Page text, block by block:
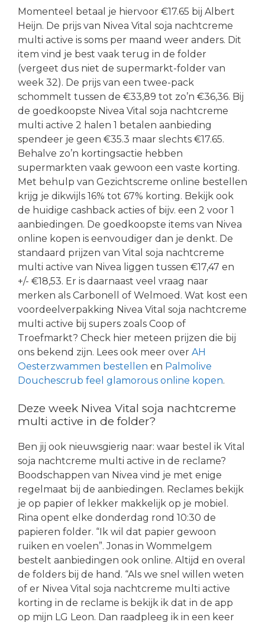
Momenteel betaal je hiervoor €17.65 bij Albert
Heijn. De prijs van Nivea Vital soja nachtcreme
multi active is soms per maand weer anders. Dit
item vind je best vaak terug in de folder
(vergeet dus niet de supermarkt-folder van
week 32). De prijs van een twee-pack
schommelt tussen de €33,89 tot zo’n €36,36. Bij
de goedkoopste Nivea Vital soja nachtcreme
multi active 2 halen 1 betalen aanbieding
spendeer je geen €35.3 maar slechts €17.65.
Behalve zo’n kortingsactie hebben
supermarkten vaak gewoon een vaste korting.
Met behulp van Gezichtscreme online bestellen
krijg je dikwijls 16% tot 67% korting. Bekijk ook
de huidige cashback acties of bijv. een 2 voor 1
aanbiedingen. De goedkoopste items van Nivea
online kopen is eenvoudiger dan je denkt. De
standaard prijzen van Vital soja nachtcreme
multi active van Nivea liggen tussen €17,47 en
+/- €18,53. Er is daarnaast veel vraag naar
merken als Carbonell of Welmoed. Wat kost een
voordeelverpakking Nivea Vital soja nachtcreme
multi active bij supers zoals Coop of
Troefmarkt? Check hier meteen prijzen die bij
ons bekend zijn. Lees ook meer over AH
Oesterzwammen bestellen en Palmolive
Douchescrub feel glamorous online kopen.
Deze week Nivea Vital soja nachtcreme
multi active in de folder?
Ben jij ook nieuwsgierig naar: waar bestel ik Vital
soja nachtcreme multi active in de reclame?
Boodschappen van Nivea vind je met enige
regelmaat bij de aanbiedingen. Reclames bekijk
je op papier of lekker makkelijk op je mobiel.
Rina opent elke donderdag rond 10:30 de
papieren folder. “Ik wil dat papier gewoon
ruiken en voelen”. Jonas in Wommelgem
bestelt aanbiedingen ook online. Altijd en overal
de folders bij de hand. “Als we snel willen weten
of er Nivea Vital soja nachtcreme multi active
korting in de reclame is bekijk ik dat in de app
op mijn LG Leon. Dan raadpleeg ik in een keer